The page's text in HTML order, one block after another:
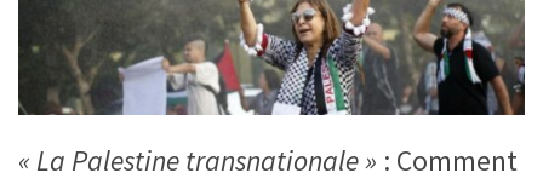
« La Palestine transnationale » : Comment